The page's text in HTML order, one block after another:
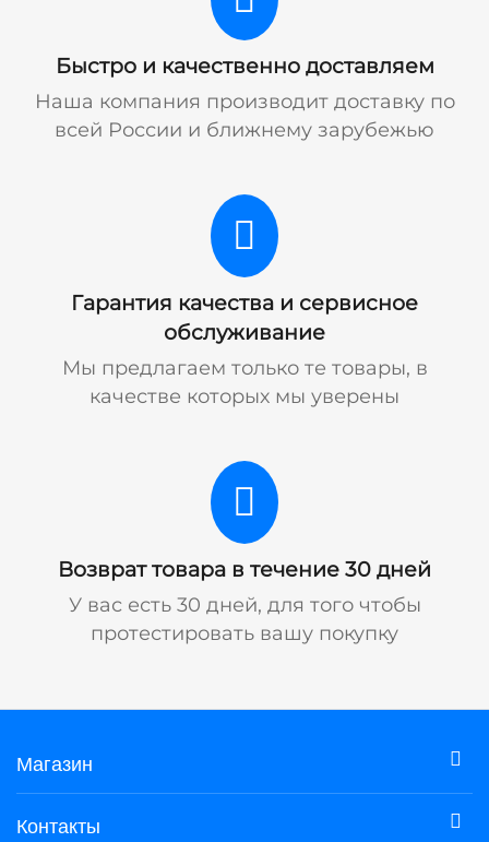
Быстро и качественно доставляем
Наша компания производит доставку по
всей России и ближнему зарубежью
Гарантия качества и сервисное
обслуживание
Мы предлагаем только те товары, в
качестве которых мы уверены
Возврат товара в течение 30 дней
У вас есть 30 дней, для того чтобы
протестировать вашу покупку
Магазин
Контакты